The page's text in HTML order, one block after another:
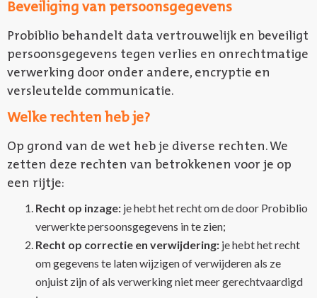
Beveiliging van persoonsgegevens
Probiblio behandelt data vertrouwelijk en beveiligt
persoonsgegevens tegen verlies en onrechtmatige
verwerking door onder andere, encryptie en
versleutelde communicatie.
Welke rechten heb je?
Op grond van de wet heb je diverse rechten. We
zetten deze rechten van betrokkenen voor je op
een rijtje:
Recht op inzage: je hebt het recht om de door Probiblio
verwerkte persoonsgegevens in te zien;
Recht op correctie en verwijdering: je hebt het recht
om gegevens te laten wijzigen of verwijderen als ze
onjuist zijn of als verwerking niet meer gerechtvaardigd